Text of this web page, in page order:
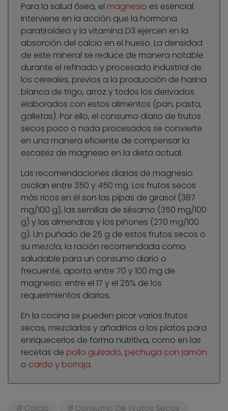
Para la salud ósea, el magnesio es esencial.
Interviene en la acción que la hormona
paratiroidea y la vitamina D3 ejercen en la
absorción del calcio en el hueso. La densidad
de este mineral se reduce de manera notable
durante el refinado y procesado industrial de
los cereales, previos a la producción de harina
blanca de trigo, arroz y todos los derivados
elaborados con estos alimentos (pan, pasta,
galletas). Por ello, el consumo diario de frutos
secos poco o nada procesados se convierte
en una manera eficiente de compensar la
escasez de magnesio en la dieta actual.
Las recomendaciones diarias de magnesio
oscilan entre 350 y 450 mg. Los frutos secos
más ricos en él son las pipas de girasol (387
mg/100 g), las semillas de sésamo (350 mg/100
g) y las almendras y los piñones (270 mg/100
g). Un puñado de 25 g de estos frutos secos o
su mezcla, la ración recomendada como
saludable para un consumo diario o
frecuente, aporta entre 70 y 100 mg de
magnesio: entre el 17 y el 25% de los
requerimientos diarios.
En la cocina se pueden picar varios frutos
secos, mezclarlos y añadirlos a los platos para
enriquecerlos de forma nutritiva, como en las
recetas de pollo guisado, pechuga con jamón
o cardo y borraja.
Calcio
Consumo De Frutos Secos